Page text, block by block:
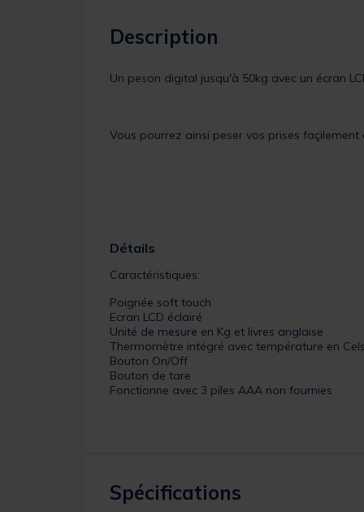
Description
Un peson digital jusqu'à 50kg avec un écran
Vous pourrez ainsi peser vos prises
Détails
Caractéristiques:
Poignée soft touch
Ecran LCD éclairé
Unité de mesure en Kg et livres anglaise
Thermomètre intégré avec température en
Bouton On/Off
Bouton de tare
Fonctionne avec 3 piles AAA non fournies
Spécifications